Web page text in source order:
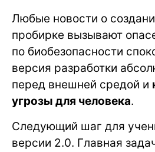
Любые новости о
пробирке вызывают
по биобезопасности
версия разработки
перед внешней средой и
угрозы для человека.
Следующий шаг для
версии 2.0. Главная